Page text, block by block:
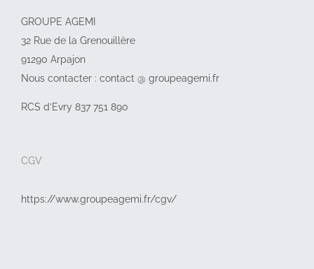
GROUPE AGEMI
32 Rue de la Grenouillère
91290 Arpajon
Nous contacter : contact @ groupeagemi.fr
RCS d’Evry 837 751 890
CGV
https://www.groupeagemi.fr/cgv/